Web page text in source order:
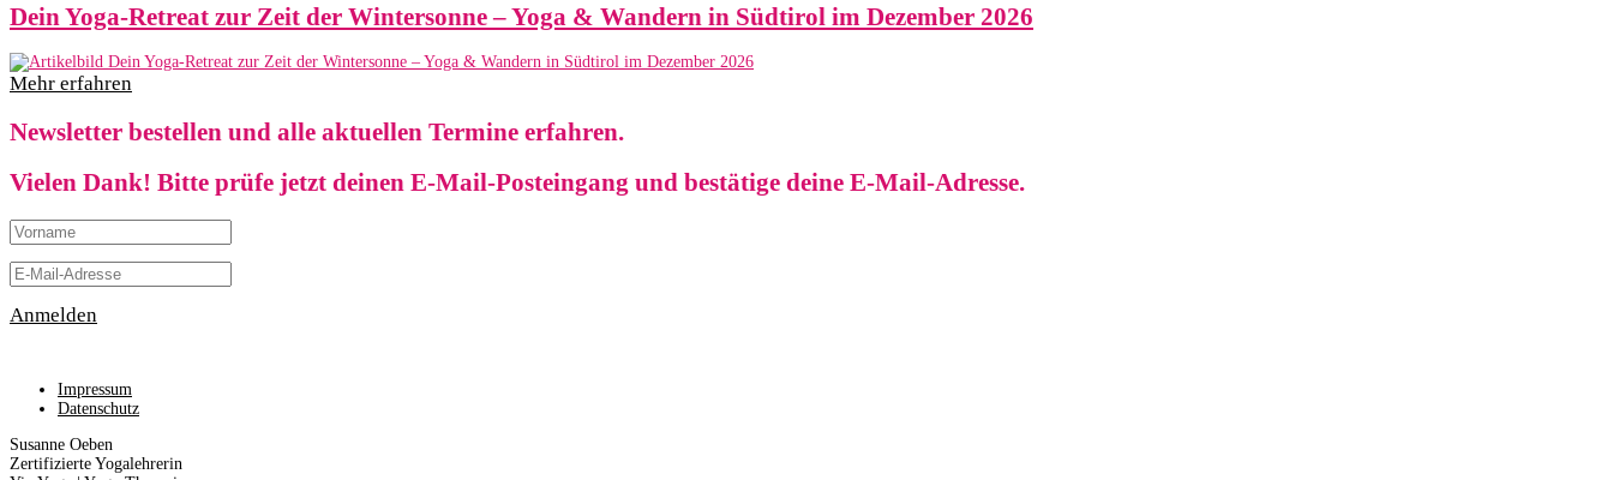
Dein Yoga-Retreat zur Zeit der Wintersonne – Yoga & Wandern in Südtirol im Dezember 2026
Mehr erfahren
Newsletter bestellen und alle aktuellen Termine erfahren.
Vielen Dank! Bitte prüfe jetzt deinen E-Mail-Posteingang und bestätige deine E-Mail-Adresse.
Anmelden
Impressum
Datenschutz
Susanne Oeben
Zertifizierte Yogalehrerin